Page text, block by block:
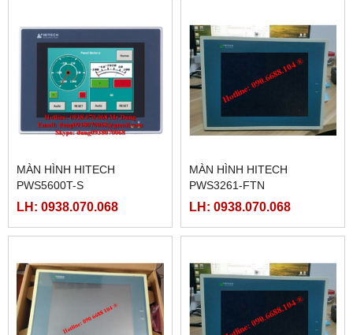
MÀN HÌNH HITECH
PWS5600T-S
LH: 0938.070.068
MÀN HÌNH HITECH
PWS3261-FTN
LH: 0938.070.068